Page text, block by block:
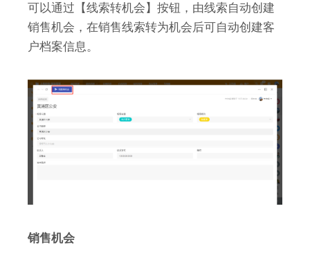
可以通过【线索转机会】按钮，由线索自动创建
销售机会，在销售线索转为机会后可自动创建客
户档案信息。
销售机会